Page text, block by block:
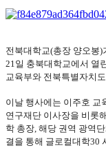
전북대학교(총장 양오봉
21일 충북대학교에서 열
교육부와 전북특별자치
이날 행사에는 이주호 교
연구재단 이사장을 비롯
학 총장, 해당 권역 광역
결을 통해 글로컬대학30